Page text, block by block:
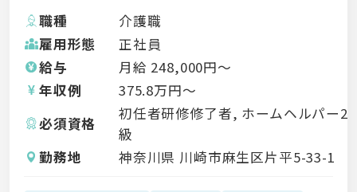
職種
介護職
雇用形態
正社員
給与
月給 248,000円〜
年収例
375.8万円〜
必須資格
初任者研修修了者, ホームヘルパー2
級
勤務地
神奈川県 川崎市麻生区片平5-33-1